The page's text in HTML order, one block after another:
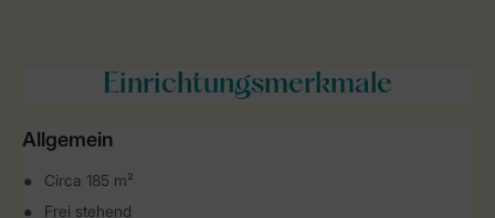
Einrichtungsmerkmale
Allgemein
Circa 185 m²
Frei stehend